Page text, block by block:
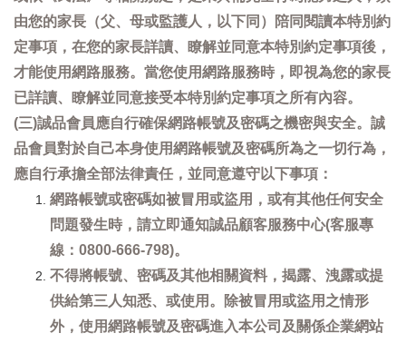
由您的家長（父、母或監護人，以下同）陪同閱讀本特別約
定事項，在您的家長詳讀、瞭解並同意本特別約定事項後，
才能使用網路服務。當您使用網路服務時，即視為您的家長
已詳讀、瞭解並同意接受本特別約定事項之所有內容。
(三)誠品會員應自行確保網路帳號及密碼之機密與安全。誠
品會員對於自己本身使用網路帳號及密碼所為之一切行為，
應自行承擔全部法律責任，並同意遵守以下事項：
網路帳號或密碼如被冒用或盜用，或有其他任何安全
問題發生時，請立即通知誠品顧客服務中心(客服專
線：0800-666-798)。
不得將帳號、密碼及其他相關資料，揭露、洩露或提
供給第三人知悉、或使用。除被冒用或盜用之情形
外，使用網路帳號及密碼進入本公司及關係企業網站